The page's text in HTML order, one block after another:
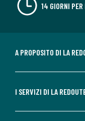
14 GIORNI PER
A PROPOSITO DI LA
I SERVIZI DI LA